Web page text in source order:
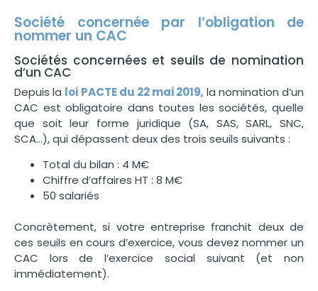
Société concernée par l’obligation de
nommer un CAC
Sociétés concernées et seuils de nomination
d’un CAC
Depuis la loi PACTE du 22 mai 2019, la nomination d’un
CAC est obligatoire dans toutes les sociétés, quelle
que soit leur forme juridique (SA, SAS, SARL, SNC,
SCA…), qui dépassent deux des trois seuils suivants :
Total du bilan : 4 M€
Chiffre d’affaires HT : 8 M€
50 salariés
Concrètement, si votre entreprise franchit deux de
ces seuils en cours d’exercice, vous devez nommer un
CAC lors de l’exercice social suivant (et non
immédiatement).